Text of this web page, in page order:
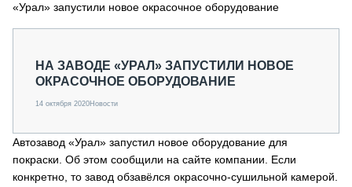
СПЕЦПРОЕКТЫ
О ПРОЕКТЕ
«Урал» запустили новое окрасочное оборудование
НА ЗАВОДЕ «УРАЛ» ЗАПУСТИЛИ НОВОЕ
ОКРАСОЧНОЕ ОБОРУДОВАНИЕ
14 октября 2020Новости
Автозавод «Урал» запустил новое оборудование для
покраски. Об этом сообщили на сайте компании. Если
конкретно, то завод обзавёлся окрасочно-сушильной камерой.